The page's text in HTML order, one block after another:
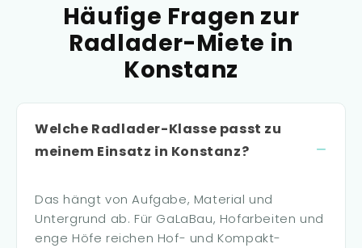
Häufige Fragen zur
Radlader-Miete in
Konstanz
Welche Radlader-Klasse passt zu
meinem Einsatz in Konstanz?
Das hängt von Aufgabe, Material und
Untergrund ab. Für GaLaBau, Hofarbeiten und
enge Höfe reichen Hof- und Kompakt-